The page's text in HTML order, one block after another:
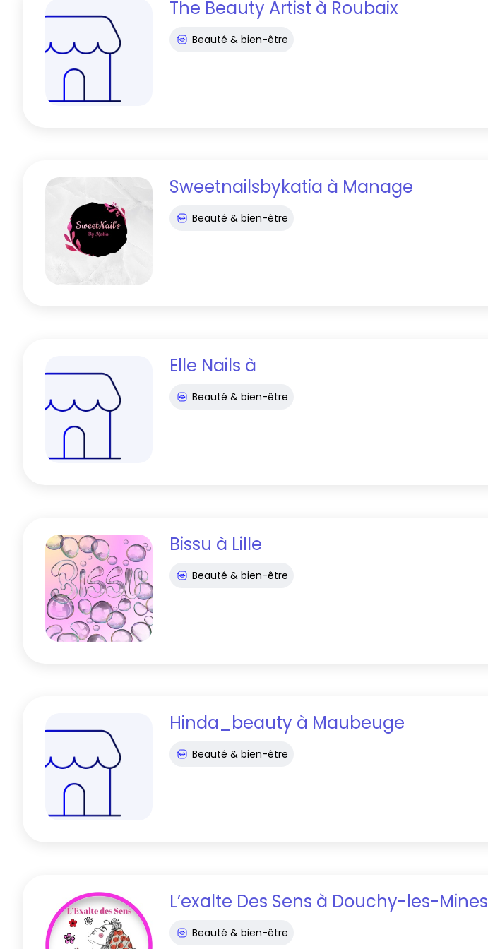
The Beauty Artist à Roubaix
Beauté & bien-être
Sweetnailsbykatia à Manage
Beauté & bien-être
Elle Nails à
Beauté & bien-être
Bissu à Lille
Beauté & bien-être
Hinda_beauty à Maubeuge
Beauté & bien-être
L’exalte Des Sens à Douchy-les-Mines
Beauté & bien-être